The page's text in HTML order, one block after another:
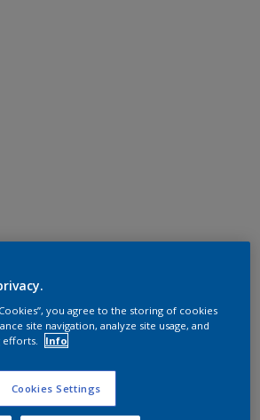
you agree to the storing of cookies
site navigation, analyze site usage, and
Info
Cookies Settings